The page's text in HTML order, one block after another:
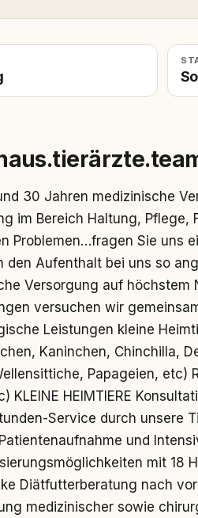
30 Jahren medizinische
im Bereich Haltung, Pflege,
Problemen…fragen Sie uns
den Aufenthalt bei uns so
Versorgung auf höchstem
versuchen wir
Leistungen kleine
Kaninchen, Chinchilla,
Papageien, etc)
KLEINE HEIMTIERE
Service durch unsere
und
mit 18
Diätfutterberatung nach
medizinischer sowie